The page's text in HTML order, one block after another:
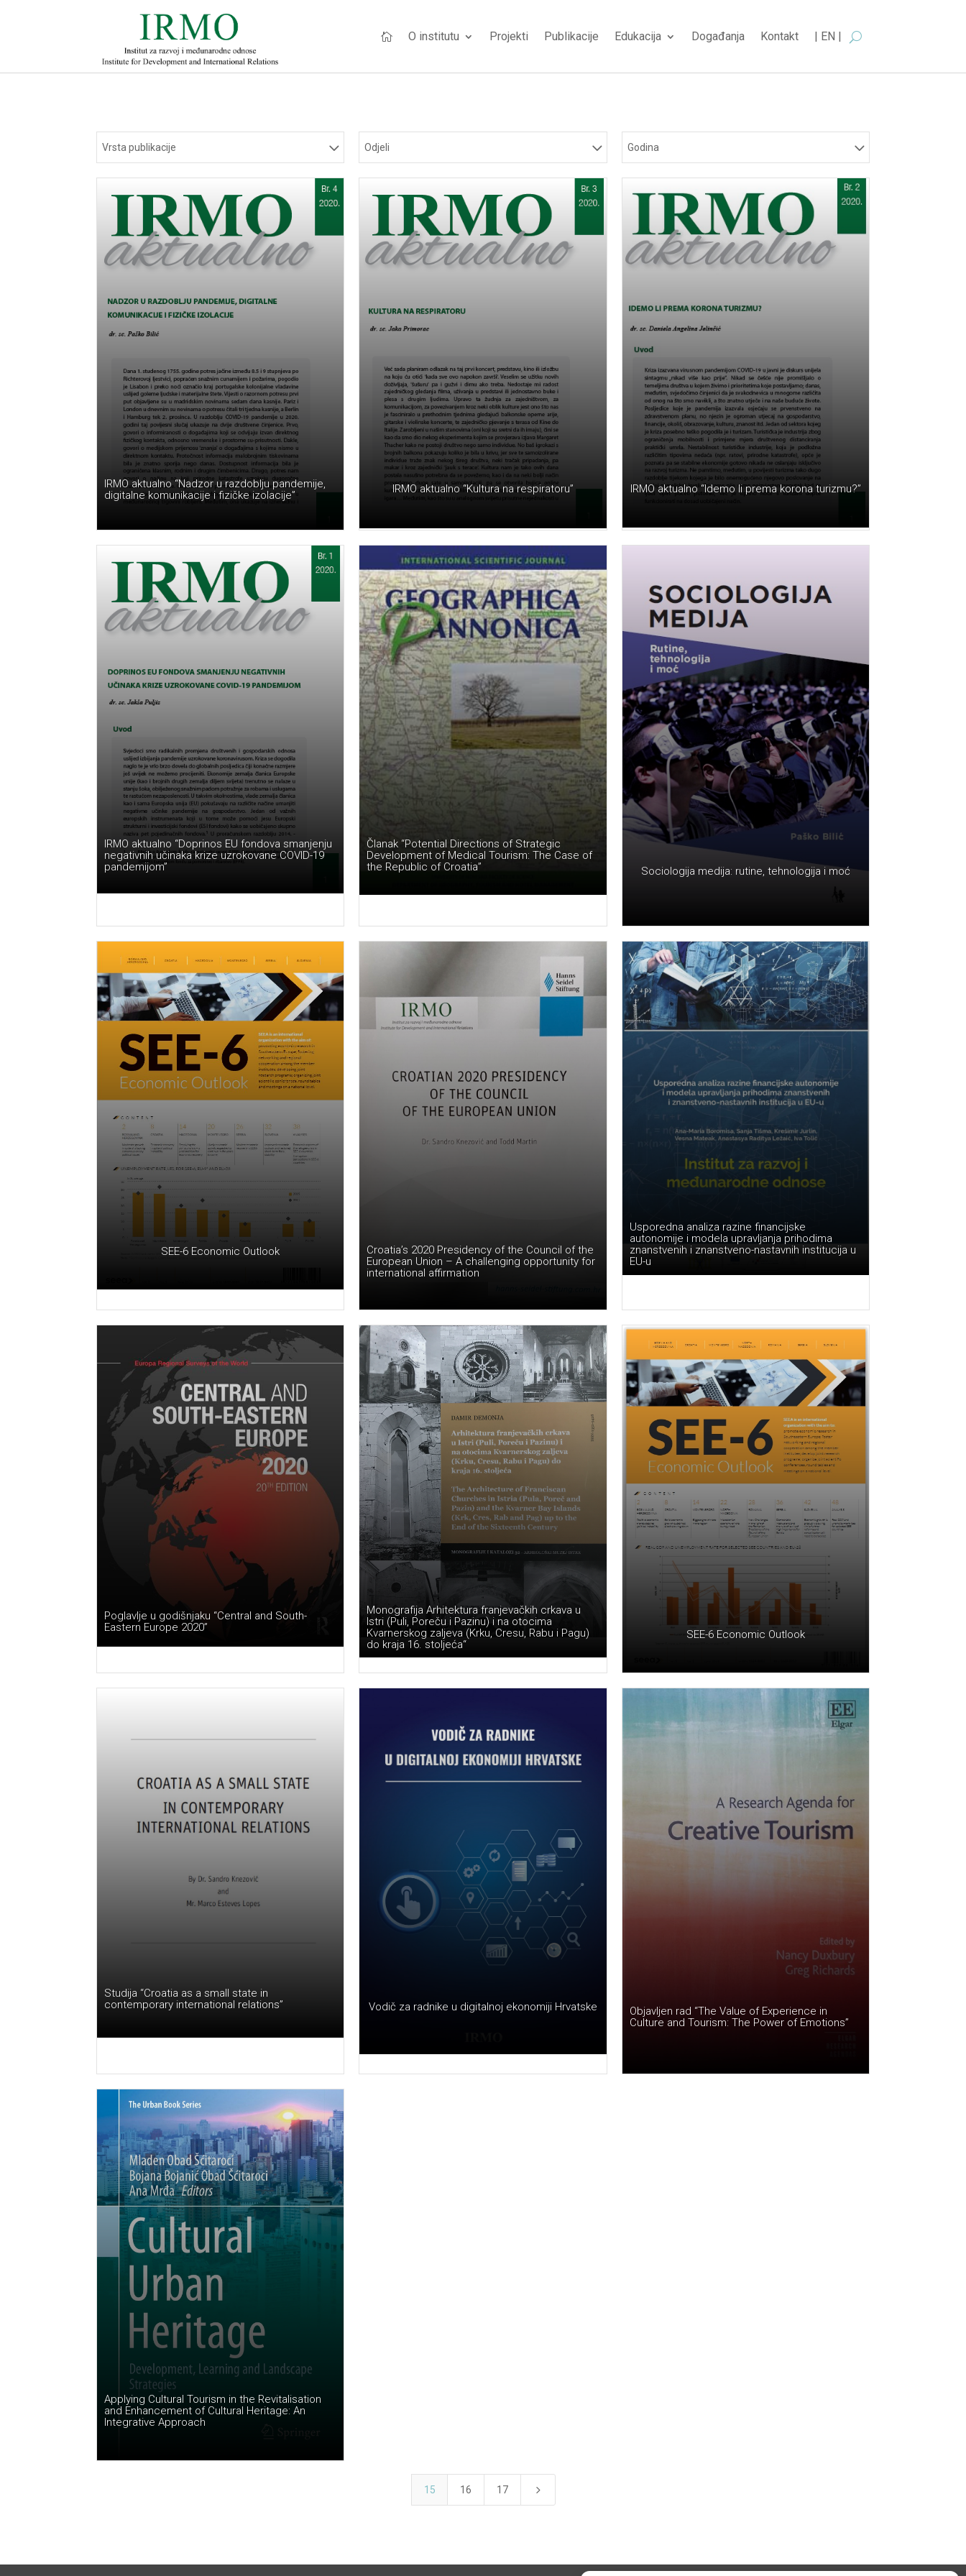
 O institutu Projekti Publikacije Edukacija Događanja Kontakt | EN |
Vrsta publikacije Odjeli Godina
IRMO aktualno “Nadzor u razdoblju pandemije,
digitalne komunikacije i fizičke izolacije”
IRMO aktualno “Kultura na respiratoru” IRMO aktualno “Idemo li prema korona turizmu?”
IRMO aktualno “Doprinos EU fondova smanjenju
negativnih učinaka krize uzrokovane COVID-19
pandemijom”
Članak “Potential Directions of Strategic
Development of Medical Tourism: The Case of
the Republic of Croatia”
Sociologija medija: rutine, tehnologija i moć
SEE-6 Economic Outlook
Croatia’s 2020 Presidency of the Council of the
European Union – A challenging opportunity for
international affirmation
Usporedna analiza razine financijske
autonomije i modela upravljanja prihodima
znanstvenih i znanstveno-nastavnih institucija u
EU-u
Poglavlje u godišnjaku “Central and South-
Eastern Europe 2020”
Monografija Arhitektura franjevačkih crkava u
Istri (Puli, Poreču i Pazinu) i na otocima
Kvarnerskog zaljeva (Krku, Cresu, Rabu i Pagu)
do kraja 16. stoljeća“
SEE-6 Economic Outlook
Studija “Croatia as a small state in
contemporary international relations”
Vodič za radnike u digitalnoj ekonomiji Hrvatske
Objavljen rad “The Value of Experience in
Culture and Tourism: The Power of Emotions”
Applying Cultural Tourism in the Revitalisation
and Enhancement of Cultural Heritage: An
Integrative Approach
15 16 17 5